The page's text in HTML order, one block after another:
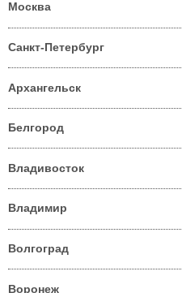
Москва
Санкт-Петербург
Архангельск
Белгород
Владивосток
Владимир
Волгоград
Воронеж